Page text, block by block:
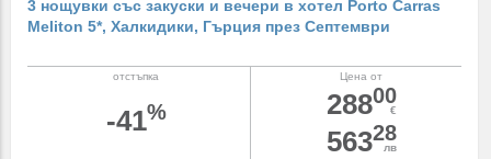
3 нощувки със закуски и вечери в хотел Porto Carras
Meliton 5*, Халкидики, Гърция през Септември
Цена от
28800
€
56328
лв
отстъпка
-41%